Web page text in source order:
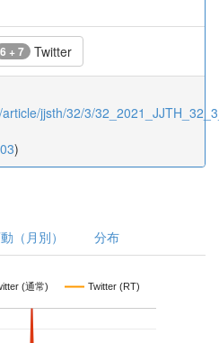
6 + 7 Twitter
jjsth/32/3/
)
（月別） 分布
(通常) Twitter (RT)